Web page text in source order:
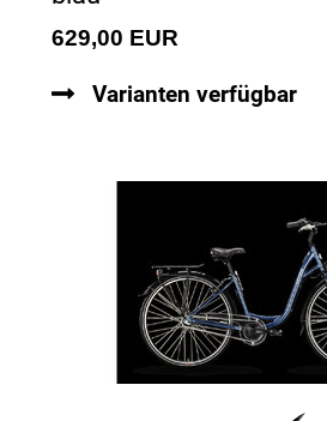
629,00 EUR
Varianten verfügbar